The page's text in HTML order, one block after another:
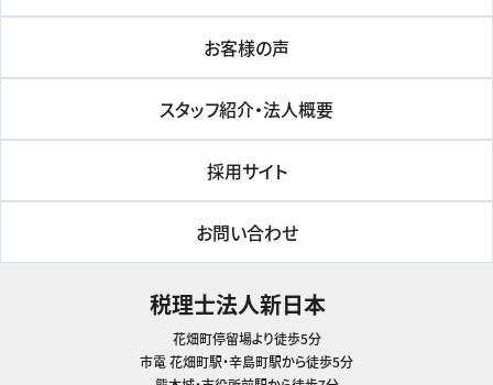
お客様の声
スタッフ紹介・法人概要
採用サイト
お問い合わせ
税理士法人新日本
花畑町停留場より徒歩5分
市電 花畑町駅・辛島町駅から徒歩5分